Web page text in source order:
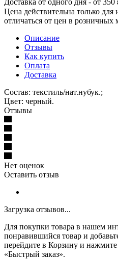
Цена действительна только
отличаться от цен в розничных
Описание
Отзывы
Как купить
Оплата
Доставка
Состав: текстиль/нат.нубук.;
Цвет: черный.
Отзывы
Нет оценок
Оставить отзыв
Загрузка отзывов...
Для покупки товара в нашем
понравившийся товар и
перейдите в Корзину и
«Быстрый заказ».